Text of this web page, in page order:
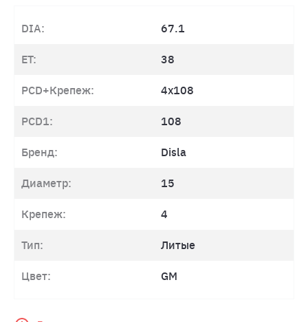
DIA: 67.1
ET: 38
PCD+Крепеж: 4x108
PCD1: 108
Бренд: Disla
Диаметр: 15
Крепеж: 4
Тип: Литые
Цвет: GM